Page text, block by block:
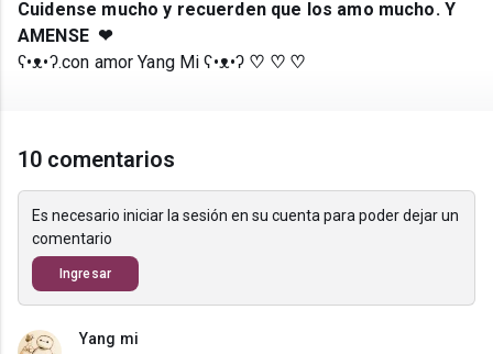
Cuidense mucho y recuerden que los amo mucho. Y
AMENSE ❤
ʕ•ᴥ•ʔ.con amor Yang Mi ʕ•ᴥ•ʔ ♡ ♡ ♡
10 comentarios
Es necesario iniciar la sesión en su cuenta para poder dejar un
comentario
Ingresar
Yang mi